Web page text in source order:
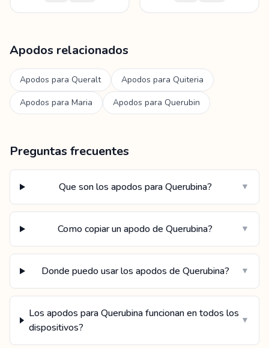
Apodos relacionados
Apodos para Queralt Apodos para Quiteria
Apodos para Maria Apodos para Querubin
Preguntas frecuentes
Que son los apodos para Querubina? ▼
Como copiar un apodo de Querubina? ▼
Donde puedo usar los apodos de Querubina? ▼
Los apodos para Querubina funcionan en todos los
dispositivos?
▼